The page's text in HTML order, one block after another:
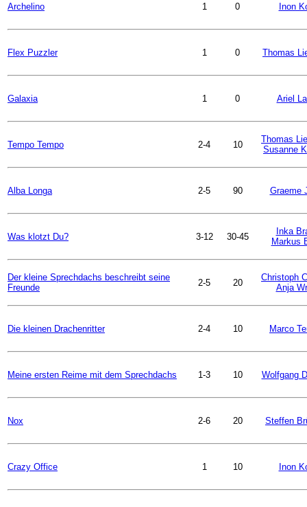
Archelino 1 0 Inon
Flex Puzzler 1 0 Thomas
Galaxia 1 0 Ariel
Tempo Tempo 2-4 10
Thomas
Susanne
Alba Longa 2-5 90 Graeme
Was klotzt Du? 3-12 30-45
Inka
Markus
Der kleine Sprechdachs beschreibt seine
Freunde
2-5 20
Christoph
Anja
Die kleinen Drachenritter 2-4 10 Marco
Meine ersten Reime mit dem Sprechdachs 1-3 10 Wolfgang
Nox 2-6 20 Steffen
Crazy Office 1 10 Inon